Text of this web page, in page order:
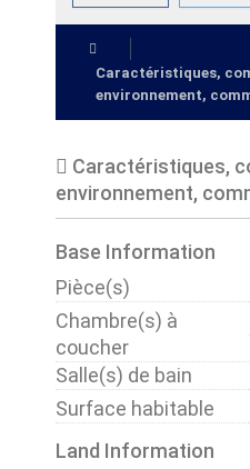
Caractéristiques,
environnement,
Caractéristiques,
environnement,
Base Information
Pièce(s)
Chambre(s) à
coucher
Salle(s) de bain
Surface habitable
Land Information